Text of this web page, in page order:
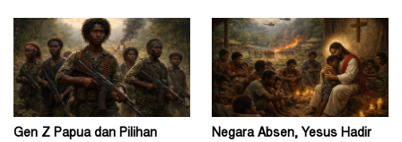
Gen Z Papua dan Pilihan
Negara Absen, Yesus Hadir